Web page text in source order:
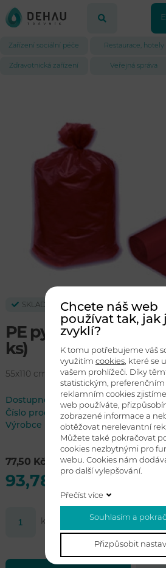
Zařízení sociální péče Restaurace, hotely
Zdravotnická zařízení Veřejná správa
SKLADEM
PE pytel 80 l (50 mi)
ks)
55x110 cm
Dostupnost:
skladem
Číslo produktu55100050CER
Výrobce
77,50 Kč bez DPH
93,78 Kč s DPH
ks Koupit
Chcete náš web
používat tak, jak
zvyklí?
K tomu potřebujeme váš
využitím cookies, které se
vašem prohlížeči. Díky
statistickým, preferenčním
reklamním cookies
web používáte,
zobrazené informace a
obtěžovat nerelevantní
Můžete také pokračovat
cookies nezbytnými pro
webu. Cookies nám
pro další vylepšování.
Přečíst více
Souhlasím a
Přizpůsobit